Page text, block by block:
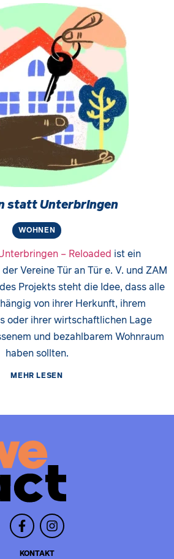
statt Unterbringen
WOHNEN
– Reloaded ist ein
Vereine Tür an Tür e. V. und ZAM
Projekts steht die Idee, dass alle
von ihrer Herkunft, ihrem
oder ihrer wirtschaftlichen Lage
und bezahlbarem Wohnraum
haben sollten.
MEHR LESEN
KONTAKT